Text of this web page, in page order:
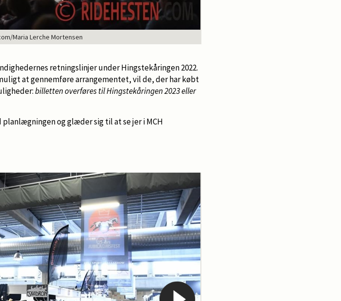
Maria Lerche Mortensen
retningslinjer under Hingstekåringen 2022.
at gennemføre arrangementet, vil de, der har købt
billetten overføres til Hingstekåringen 2023 eller
og glæder sig til at se jer i MCH